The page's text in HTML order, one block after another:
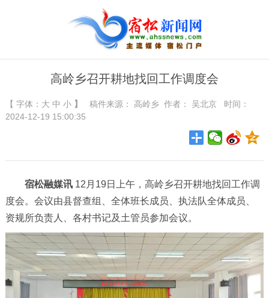
高岭乡召开耕地找回工作调度会
【 字体： 大 中 小】 稿件来源： 高岭乡作者： 吴北京 时间：
2024-12-19 15:00:35
宿松融媒讯12月19日上午，高岭乡召开耕地找回工作调
度会。会议由县督查组、全体班长成员、执法队全体成员、
资规所负责人、各村书记及土管员参加会议。